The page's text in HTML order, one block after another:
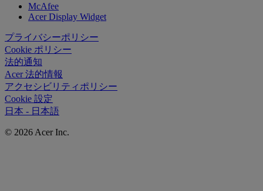
McAfee
Acer Display Widget
プライバシーポリシー
Cookie ポリシー
法的通知
Acer 法的情報
アクセシビリティポリシー
Cookie 設定
日本 - 日本語
© 2026 Acer Inc.